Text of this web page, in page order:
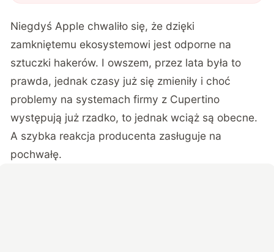
Niegdyś Apple chwaliło się, że dzięki
zamkniętemu ekosystemowi jest odporne na
sztuczki hakerów. I owszem, przez lata była to
prawda, jednak czasy już się zmieniły i choć
problemy na systemach firmy z Cupertino
występują już rzadko, to jednak wciąż są obecne.
A szybka reakcja producenta zasługuje na
pochwałę.